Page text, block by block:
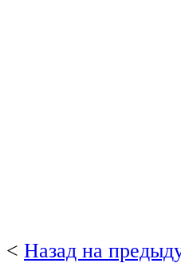
< Назад на